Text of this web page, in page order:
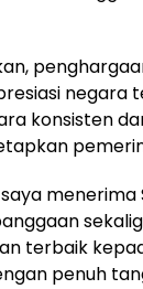
negara
konsisten
terbaik
penuh